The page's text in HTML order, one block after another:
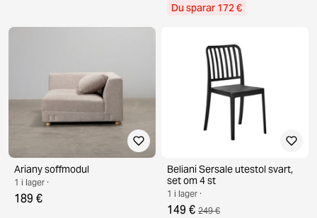
Du sparar 172 €
Ariany soffmodul
1 i lager ·
189 €
Beliani Sersale utestol svart,
set om 4 st
1 i lager ·
149 € 249 €